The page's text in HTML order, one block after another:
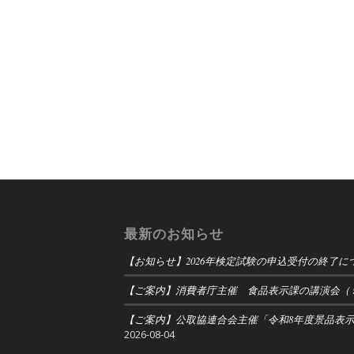
最新のお知らせ
【お知らせ】2026年検定試験の申込受付の終了に
【ご案内】消費者庁主催 食品表示課の講演会（
【ご案内】公取協連合会主催「令和8年度景品表
2026-08-04